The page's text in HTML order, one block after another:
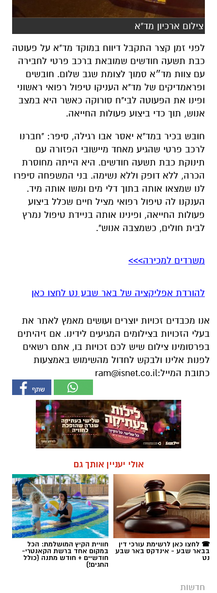
צילום ארכיון מד"א
לפני זמן קצר התקבל דיווח במוקד מד"א על פעוטה
כבת תשעה חודשים שמובאת ברכב פרטי לחבירה
עם צוות מד״א סמוך לצומת שגב שלום. חובשים
ופראמדיקים של מד"א העניקו טיפול רפואי ראשוני
ופינו את הפעוטה לבי"ח סורוקה כאשר היא במצב
אנוש, תוך כדי ביצוע פעולות החייאה.
חובש בכיר במד"א יאסר אבו רגילה, סיפר: "חברנו
לרכב פרטי שהגיע מאחד מיישובי הפזורה עם
תינוקת כבת תשעה חודשים. היא הייתה מחוסרת
הכרה, ללא דופק וללא נשימה. בני המשפחה סיפרו
לנו שמצאו אותה בתוך דלי מים ומשו אותה מיד.
הענקנו לה טיפול רפואי מציל חיים שכלל ביצוע
פעולות החייאה, ופינינו אותה בניידת טיפול נמרץ
לבית חולים, כשמצבה אנוש".
משרדים למכירה>>>
להורדת אפליקציה של באר שבע נט לחצו כאן
אנו מכבדים זכויות יוצרים ועושים מאמץ לאתר את
בעלי הזכויות בצילומים המגיעים לידינו. אם זיהיתים
בפרסומינו צילום שיש לכם זכויות בו, אתם רשאים
לפנות אלינו ולבקש לחדול מהשימוש באמצעות
כתובת המייל:ram@isnet.co.il
אולי יעניין אותך גם
☎ לחצו כאן לרשימת עורכי דין
בבאר שבע - אינדקס באר שבע
נט
חוויית הקיץ המושלמת: הכל
במקום אחד ברשת הקאנטרי-
חודשיים + חודש מתנה (כולל
החגים!)
חדשות